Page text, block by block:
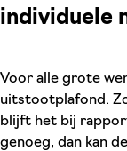
individuele
Voor alle grote
uitstootplafond.
blijft het bij
genoeg, dan kan